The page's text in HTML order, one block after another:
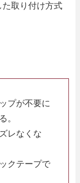
取り付け方式
プが不要に
。
レなくな
クテープで